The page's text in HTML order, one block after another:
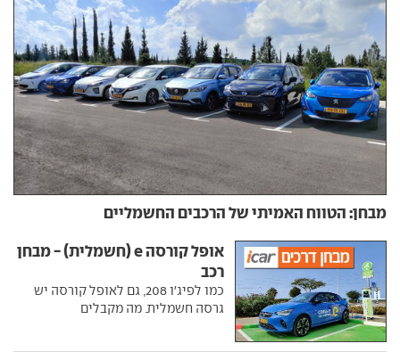
מבחן: הטווח האמיתי של הרכבים החשמליים
אופל קורסה e (חשמלית) - מבחן
רכב
כמו לפיג'ו 208, גם לאופל קורסה יש
גרסה חשמלית. מה מקבלים